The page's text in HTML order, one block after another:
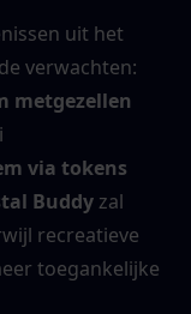
uit het
verwachten:
metgezellen
via tokens
Buddy zal
recreatieve